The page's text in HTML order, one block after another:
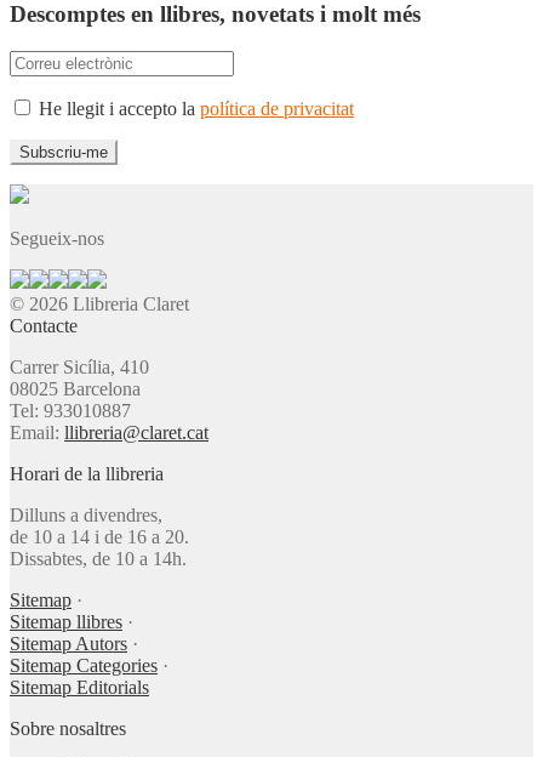
Descomptes en llibres, novetats i molt més
He llegit i accepto la política de privacitat
Segueix-nos
© 2026 Llibreria Claret
Contacte
Carrer Sicília, 410
08025 Barcelona
Tel: 933010887
Email: llibreria@claret.cat
Horari de la llibreria
Dilluns a divendres,
de 10 a 14 i de 16 a 20.
Dissabtes, de 10 a 14h.
Sitemap ·
Sitemap llibres ·
Sitemap Autors ·
Sitemap Categories ·
Sitemap Editorials
Sobre nosaltres